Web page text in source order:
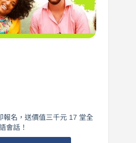
英
語！
報名，送價值三千元 17 堂全
會話！